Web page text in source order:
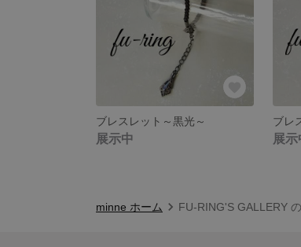
ブレスレット～黒光～
展示中
ブレ
展示
minne ホーム FU-RING'S GALLERY